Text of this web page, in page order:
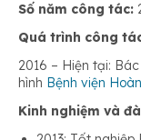
Số năm công tác:
Quá trình công
2016 – Hiện tại:
hình Bệnh viện
Kinh nghiệm và